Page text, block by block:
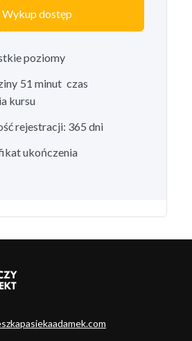
Wykup dostęp
poziomy
51 minut czas
kursu
rejestracji: 365 dni
ukończenia